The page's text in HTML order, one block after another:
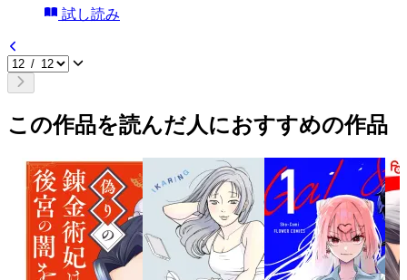
試し読み
この作品を読んだ人におすすめの作品